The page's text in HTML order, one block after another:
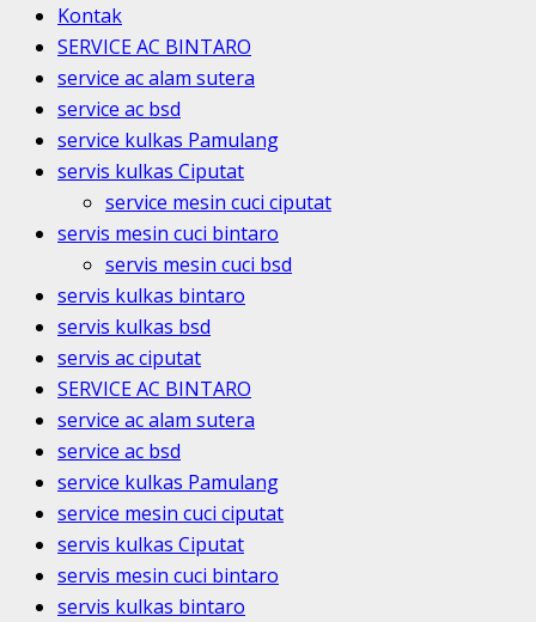
Kontak
SERVICE AC BINTARO
service ac alam sutera
service ac bsd
service kulkas Pamulang
servis kulkas Ciputat
service mesin cuci ciputat
servis mesin cuci bintaro
servis mesin cuci bsd
servis kulkas bintaro
servis kulkas bsd
servis ac ciputat
SERVICE AC BINTARO
service ac alam sutera
service ac bsd
service kulkas Pamulang
service mesin cuci ciputat
servis kulkas Ciputat
servis mesin cuci bintaro
servis kulkas bintaro